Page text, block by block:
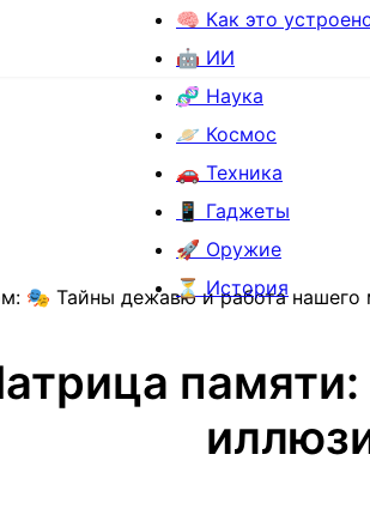
🧠 Как это
🤖 ИИ
🧬 Наука
🪐 Космос
🚗 Техника
📱 Гаджеты
🚀 Оружие
⏳ История
🎭 Тайны дежавю и работа нашего
памяти: